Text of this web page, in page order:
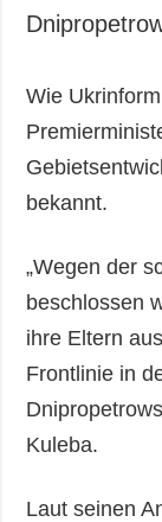
Wie
bekannt.
„Wegen der
beschlossen
ihre Eltern
Frontlinie in
Kuleba.
Laut seinen